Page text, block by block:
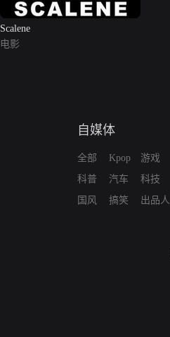
Scalene
电影
自媒体
全部
科普
国风
Kpop
汽车
搞笑
游戏
科技
出品人